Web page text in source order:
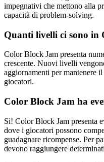
impegnativi che mettono alla
capacità di problem-solving.
Quanti livelli ci sono in
Color Block Jam presenta
crescente. Nuovi livelli
aggiornamenti per mantenere
giocatori.
Color Block Jam ha
Sì! Color Block Jam presenta
dove i giocatori possono
guadagnare ricompense. Per
devono raggiungere